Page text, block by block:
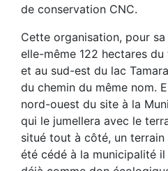
de conservation CNC.
Cette organisation, pour
elle-même 122 hectares du
et au sud-est du lac
du chemin du même nom.
nord-ouest du site à la
qui le jumellera avec le
situé tout à côté, un
été cédé à la municipalité